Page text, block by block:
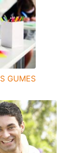
GUMES